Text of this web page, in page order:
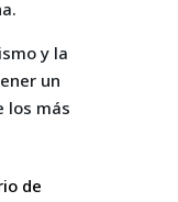
y la
un
los más
de